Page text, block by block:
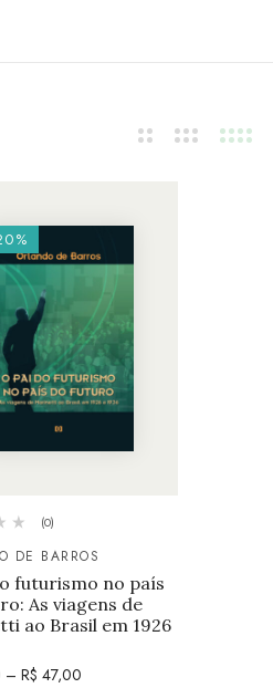
(0)
DE BARROS
futurismo no país
As viagens de
ao Brasil em 1926
– R$ 47,00